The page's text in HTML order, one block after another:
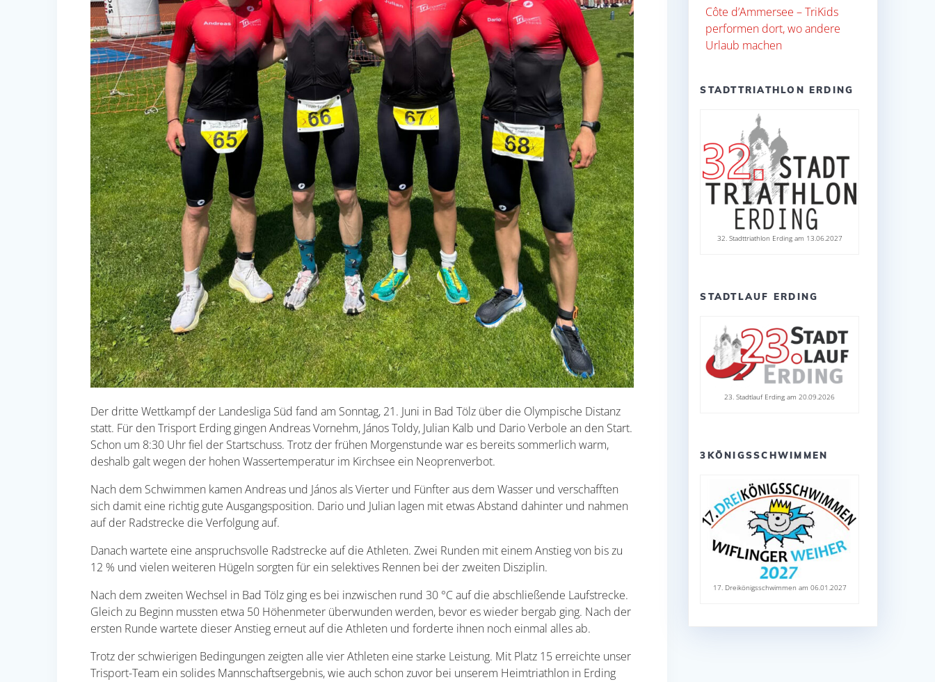
Der dritte Wettkampf der Landesliga Süd fand am Sonntag, 21. Juni in Bad Tölz über die Olympische Distanz
statt. Für den Trisport Erding gingen Andreas Vornehm, János Toldy, Julian Kalb und Dario Verbole an den Start.
Schon um 8:30 Uhr fiel der Startschuss. Trotz der frühen Morgenstunde war es bereits sommerlich warm,
deshalb galt wegen der hohen Wassertemperatur im Kirchsee ein Neoprenverbot.
Nach dem Schwimmen kamen Andreas und János als Vierter und Fünfter aus dem Wasser und verschafften
sich damit eine richtig gute Ausgangsposition. Dario und Julian lagen mit etwas Abstand dahinter und nahmen
auf der Radstrecke die Verfolgung auf.
Danach wartete eine anspruchsvolle Radstrecke auf die Athleten. Zwei Runden mit einem Anstieg von bis zu
12 % und vielen weiteren Hügeln sorgten für ein selektives Rennen bei der zweiten Disziplin.
Nach dem zweiten Wechsel in Bad Tölz ging es bei inzwischen rund 30 °C auf die abschließende Laufstrecke.
Gleich zu Beginn mussten etwa 50 Höhenmeter überwunden werden, bevor es wieder bergab ging. Nach der
ersten Runde wartete dieser Anstieg erneut auf die Athleten und forderte ihnen noch einmal alles ab.
Trotz der schwierigen Bedingungen zeigten alle vier Athleten eine starke Leistung. Mit Platz 15 erreichte unser
Trisport-Team ein solides Mannschaftsergebnis, wie auch schon zuvor bei unserem Heimtriathlon in Erding
Côte d’Ammersee – TriKids
performen dort, wo andere
Urlaub machen
STADTTRIATHLON ERDING
32. Stadttriathlon Erding am 13.06.2027
STADTLAUF ERDING
23. Stadtlauf Erding am 20.09.2026
3KÖNIGSSCHWIMMEN
17. Dreikönigsschwimmen am 06.01.2027